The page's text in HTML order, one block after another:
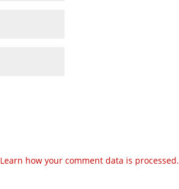
Learn how your comment data is processed.